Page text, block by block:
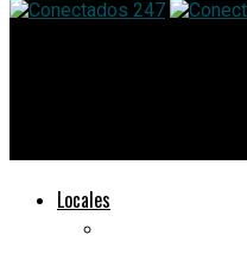
Locales